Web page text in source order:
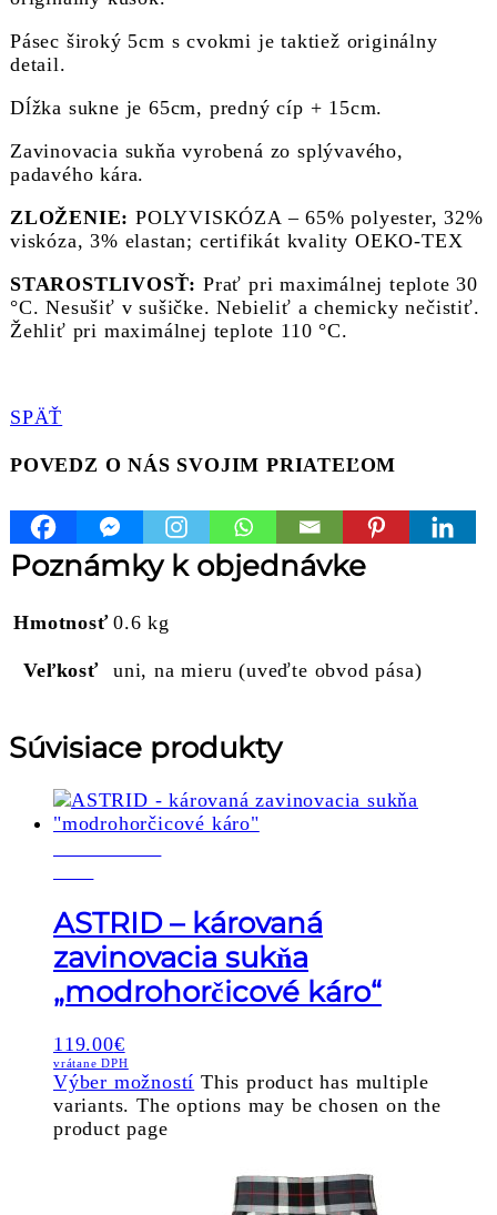
Pásec široký 5cm s cvokmi je taktiež originálny
detail.
Dĺžka sukne je 65cm, predný cíp + 15cm.
Zavinovacia sukňa vyrobená zo splývavého,
padavého kára.
ZLOŽENIE: POLYVISKÓZA – 65% polyester, 32%
viskóza, 3% elastan; certifikát kvality OEKO-TEX
STAROSTLIVOSŤ: Prať pri maximálnej teplote 30
°C. Nesušiť v sušičke. Nebieliť a chemicky nečistiť.
Žehliť pri maximálnej teplote 110 °C.
SPÄŤ
POVEDZ O NÁS SVOJIM PRIATEĽOM
Poznámky k objednávke
Hmotnosť 0.6 kg
Veľkosť uni, na mieru (uveďte obvod pása)
Súvisiace produkty
ASTRID – károvaná
zavinovacia sukňa
„modrohorčicové káro“
119.00€
vrátane DPH
Výber možností This product has multiple
variants. The options may be chosen on the
product page